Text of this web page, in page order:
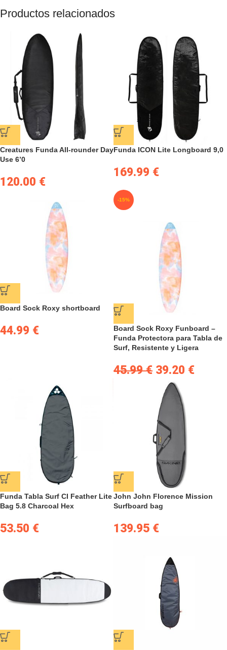
Productos relacionados
Creatures Funda All-rounder Day
Use 6’0
120.00 €
Funda ICON Lite Longboard 9,0
169.99 €
Board Sock Roxy shortboard
44.99 €
-15%
Board Sock Roxy Funboard –
Funda Protectora para Tabla de
Surf, Resistente y Ligera
45.99€ 39.20 €
Funda Tabla Surf CI Feather Lite
Bag 5.8 Charcoal Hex
53.50 €
John John Florence Mission
Surfboard bag
139.95 €